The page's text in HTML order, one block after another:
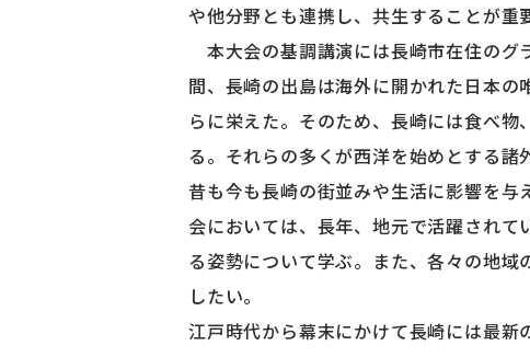
や他分野とも連携し、共生することが重
本大会の基調講演には長崎市在住のグ
間、長崎の出島は海外に開かれた日本
らに栄えた。そのため、長崎には食べ
る。それらの多くが西洋を始めとする諸
昔も今も長崎の街並みや生活に影響を
会においては、長年、地元で活躍され
る姿勢について学ぶ。また、各々の地
したい。
江戸時代から幕末にかけて長崎には最